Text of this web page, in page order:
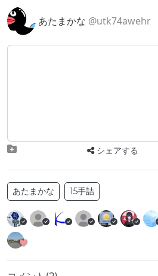
あたまかな @utk74awehr
シェアする
あたまかな 15手詰